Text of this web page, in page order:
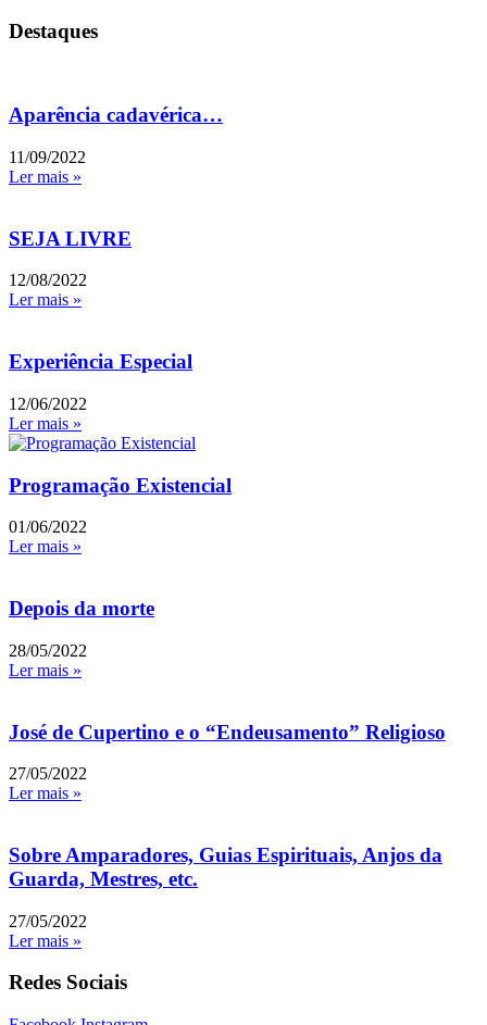
Destaques
Aparência cadavérica…
11/09/2022
Ler mais »
SEJA LIVRE
12/08/2022
Ler mais »
Experiência Especial
12/06/2022
Ler mais »
Programação Existencial
01/06/2022
Ler mais »
Depois da morte
28/05/2022
Ler mais »
José de Cupertino e o “Endeusamento” Religioso
27/05/2022
Ler mais »
Sobre Amparadores, Guias Espirituais, Anjos da
Guarda, Mestres, etc.
27/05/2022
Ler mais »
Redes Sociais